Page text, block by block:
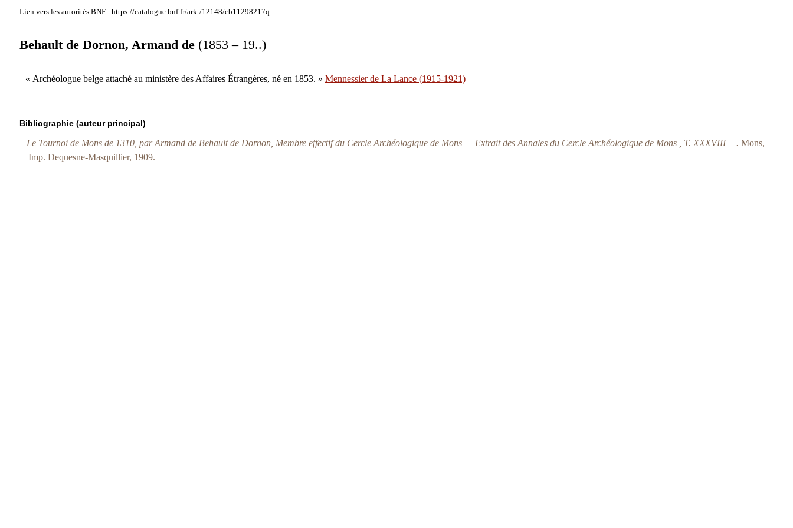
Lien vers les autorités BNF : https://catalogue.bnf.fr/ark:/12148/cb11298217q
Behault de Dornon, Armand de (1853 – 19..)
« Archéologue belge attaché au ministère des Affaires Étrangères, né en 1853. » Mennessier de La Lance (1915-1921)
Bibliographie (auteur principal)
– Le Tournoi de Mons de 1310, par Armand de Behault de Dornon, Membre effectif du Cercle Archéologique de Mons — Extrait des Annales du Cercle Archéologique de Mons , T. XXXVIII —. Mons,
Imp. Dequesne-Masquillier, 1909.